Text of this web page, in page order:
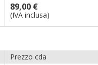
89,00 €
(IVA inclusa)
Prezzo cda